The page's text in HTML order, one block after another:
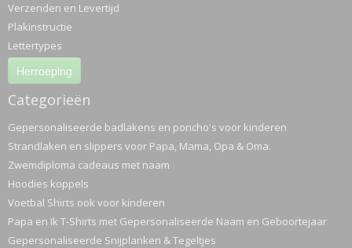
Verzenden en Levertijd
Plakinstructie
Lettertypes
Herroeping
Categorieën
Gepersonaliseerde badlakens en poncho's voor kinderen
Strandlaken en slippers voor Papa, Mama, Opa & Oma.
Zwemdiploma cadeaus met naam
Hoodies koppels
Voetbal Shirts ook voor kinderen
Papa en Ik T-Shirts met Gepersonaliseerde Naam en Geboortejaar
Gepersonaliseerde Snijplanken & Tegeltjes